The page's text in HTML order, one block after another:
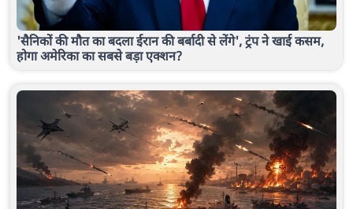
'सैनिकों की मौत का बदला ईरान की बर्बादी से लेंगे', ट्रंप ने खाई कसम,
होगा अमेरिका का सबसे बड़ा एक्शन?